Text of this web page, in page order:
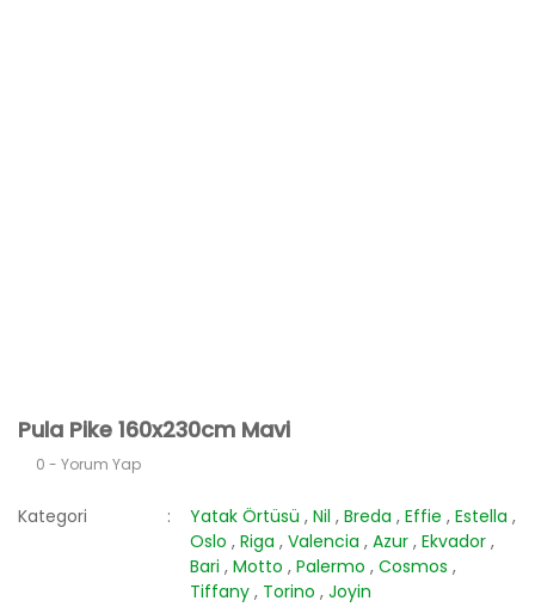
Pula Pike 160x230cm Mavi
0 - Yorum Yap
Kategori Yatak Örtüsü ,Nil ,Breda ,Effie ,Estella ,
Oslo ,Riga ,Valencia ,Azur ,Ekvador ,
Bari ,Motto ,Palermo ,Cosmos ,
Tiffany , Torino ,Joyin